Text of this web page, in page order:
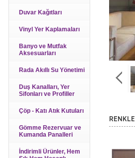
Duvar Kağıtları
Vinyl Yer Kaplamaları
Banyo ve Mutfak
Aksesuarları
Rada Akıllı Su Yönetimi
Duş Kanalları, Yer
Sifonları ve Profiller
Çöp - Katı Atık Kutuları
Gömme Rezervuar ve
Kumanda Panalleri
İndirimli Ürünler, Hem